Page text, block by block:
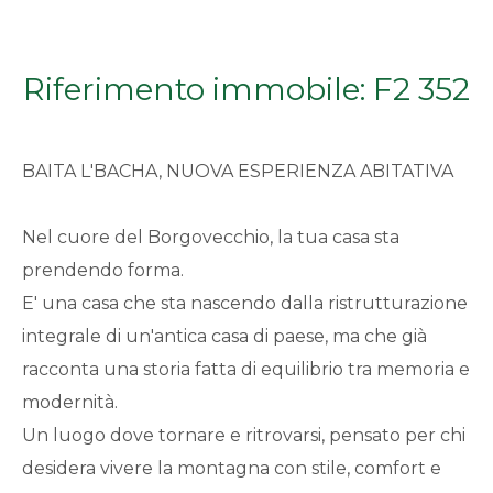
Riferimento immobile: F2 352
BAITA L'BACHA, NUOVA ESPERIENZA ABITATIVA
Nel cuore del Borgovecchio, la tua casa sta
prendendo forma.
E' una casa che sta nascendo dalla ristrutturazione
integrale di un'antica casa di paese, ma che già
racconta una storia fatta di equilibrio tra memoria e
modernità.
Un luogo dove tornare e ritrovarsi, pensato per chi
desidera vivere la montagna con stile, comfort e
1
4
5
5+